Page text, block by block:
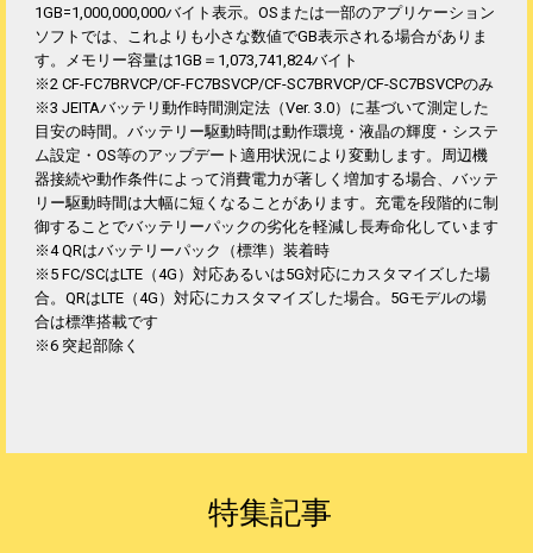
1GB=1,000,000,000バイト表示。OSまたは一部のアプリケーション
ソフトでは、これよりも小さな数値でGB表示される場合がありま
す。メモリー容量は1GB＝1,073,741,824バイト
※2 CF-FC7BRVCP/CF-FC7BSVCP/CF-SC7BRVCP/CF-SC7BSVCPのみ
※3 JEITAバッテリ動作時間測定法（Ver. 3.0）に基づいて測定した
目安の時間。バッテリー駆動時間は動作環境・液晶の輝度・システ
ム設定・OS等のアップデート適用状況により変動します。周辺機
器接続や動作条件によって消費電力が著しく増加する場合、バッテ
リー駆動時間は大幅に短くなることがあります。充電を段階的に制
御することでバッテリーパックの劣化を軽減し長寿命化しています
※4 QRはバッテリーパック（標準）装着時
※5 FC/SCはLTE（4G）対応あるいは5G対応にカスタマイズした場
合。QRはLTE（4G）対応にカスタマイズした場合。5Gモデルの場
合は標準搭載です
※6 突起部除く
特集記事